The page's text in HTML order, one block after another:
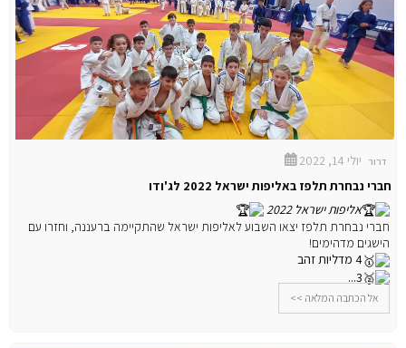
דרור
יולי 14, 2022
חברי נבחרת תלפז באליפות ישראל 2022 לג'ודו
אליפות ישראל 2022
חברי נבחרת תלפז יצאו השבוע לאליפות ישראל שהתקיימה ברעננה, וחזרו עם
הישגים מדהימים!
4 מדליות זהב
3...
אל הכתבה המלאה >>